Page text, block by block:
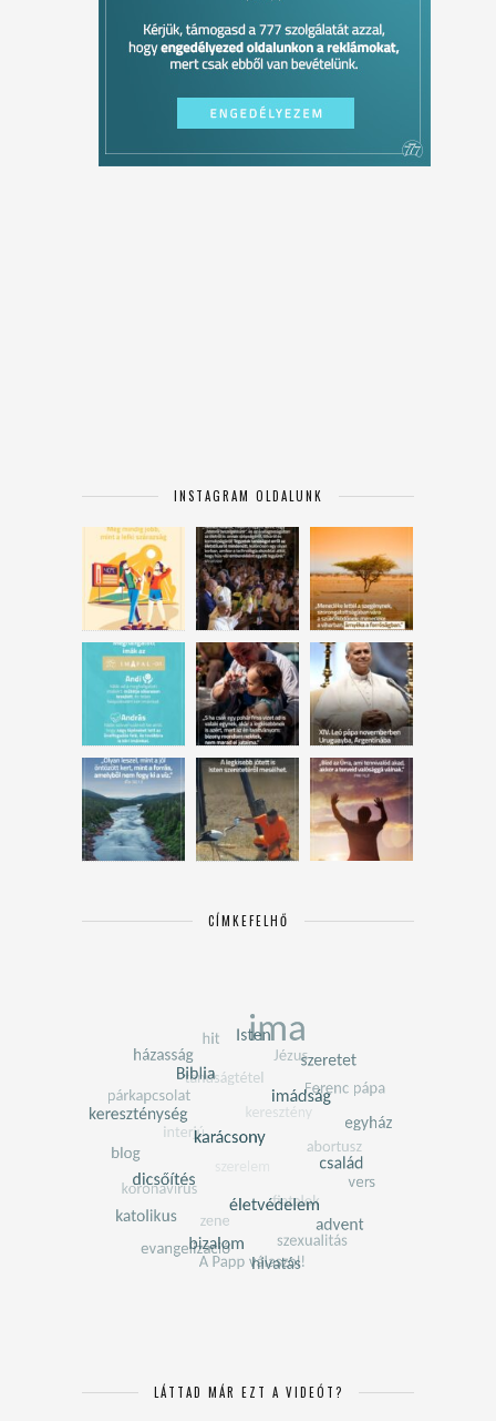
INSTAGRAM OLDALUNK
CÍMKEFELHŐ
LÁTTAD MÁR EZT A VIDEÓT?